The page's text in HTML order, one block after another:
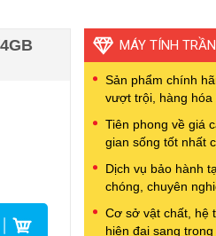
MÁY TÍNH
Sản phẩm chính
vượt trội, hàng hóa
Tiên phong về giá
gian sống tốt nhất
Dịch vụ bảo hành
chóng, chuyên
Cơ sở vật chất, hệ
hiện đại sang trọng